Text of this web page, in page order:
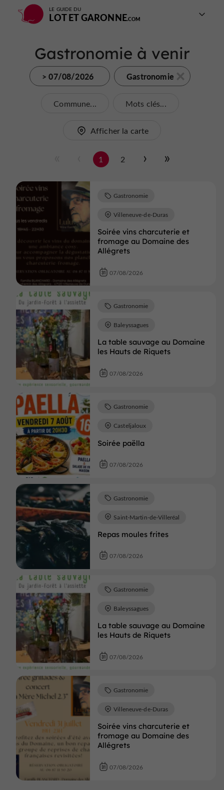
LE GUIDE DU
LOT ET GARONNE
Gastronomie à venir
> 07/08/2026 Gastronomie
Commune... Mots clés...
Afficher la carte
1 2
Soirée vins charcuterie et
fromage au Domaine des
Allégrets
Gastronomie
Villeneuve-de-Duras
07/08/2026
La table sauvage au Domaine
les Hauts de Riquets
Gastronomie
Baleyssagues
07/08/2026
Soirée paëlla
Gastronomie
Casteljaloux
07/08/2026
Repas moules frites
Gastronomie
Saint-Martin-de-Villeréal
07/08/2026
La table sauvage au Domaine
les Hauts de Riquets
Gastronomie
Baleyssagues
07/08/2026
Soirée vins charcuterie et
fromage au Domaine des
Allégrets
Gastronomie
Villeneuve-de-Duras
07/08/2026